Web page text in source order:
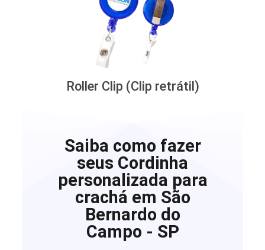
Roller Clip (Clip retrátil)
Saiba como fazer
seus Cordinha
personalizada para
crachá em São
Bernardo do
Campo - SP